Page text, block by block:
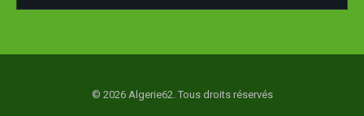
© 2026 Algerie62. Tous droits réservés